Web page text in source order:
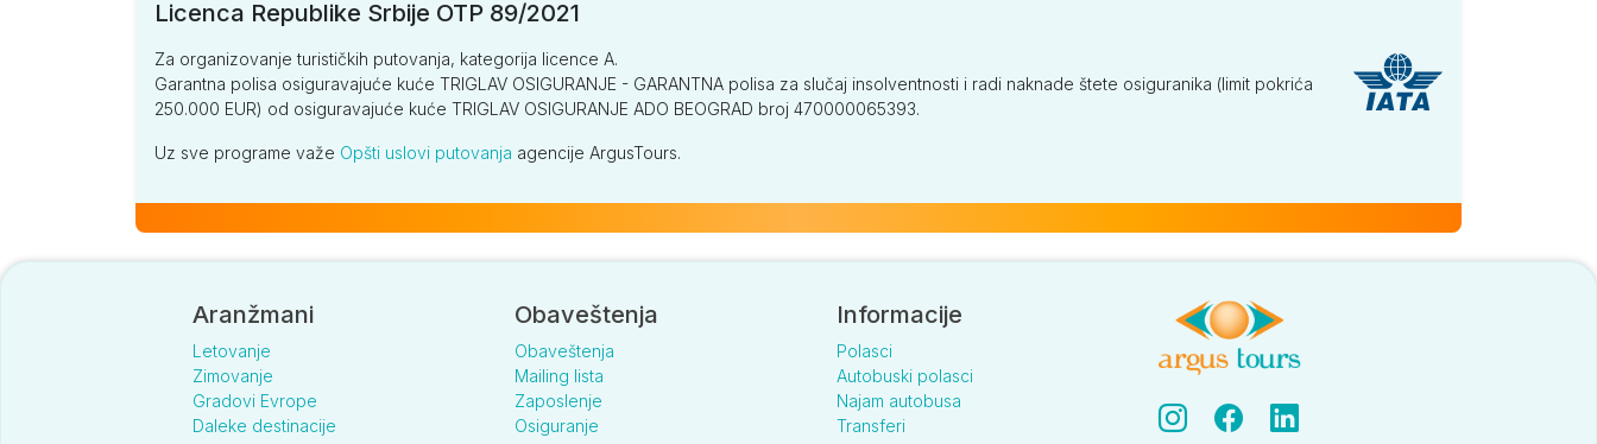
Licenca Republike Srbije OTP 89/2021
Za organizovanje turističkih putovanja, kategorija licence A.
Garantna polisa osiguravajuće kuće TRIGLAV OSIGURANJE - GARANTNA polisa za slučaj insolventnosti i radi naknade štete osiguranika (limit pokrića
250.000 EUR) od osiguravajuće kuće TRIGLAV OSIGURANJE ADO BEOGRAD broj 470000065393.
Uz sve programe važe Opšti uslovi putovanja agencije ArgusTours.
Aranžmani
Letovanje
Zimovanje
Gradovi Evrope
Daleke destinacije
Obaveštenja
Obaveštenja
Mailing lista
Zaposlenje
Osiguranje
Informacije
Polasci
Autobuski polasci
Najam autobusa
Transferi